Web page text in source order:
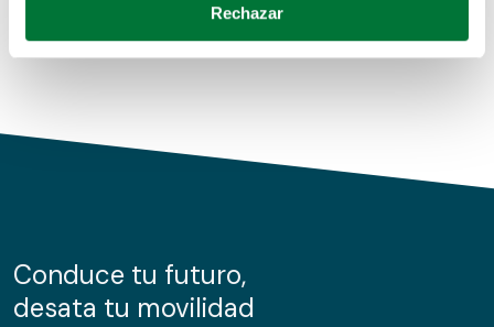
Obtenga más información sobre cómo se procesan sus
de cookies.
información sobre el uso que haga del sitio web con
nuestros partners de redes sociales, publicidad y análisis
Rechazar
Conduce tu futuro,
desata tu movilidad